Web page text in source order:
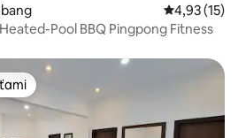
Priemerné
4,93 (15)
Pool BBQ Pingpong Fitness